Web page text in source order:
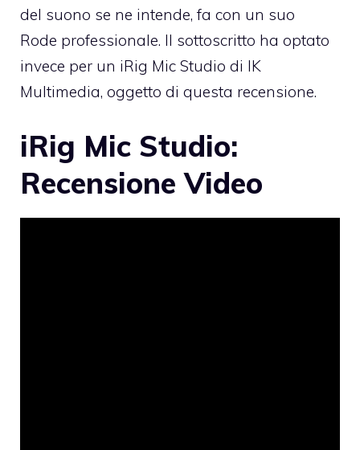
del suono se ne intende, fa con un suo
Rode professionale. Il sottoscritto ha optato
invece per un iRig Mic Studio di IK
Multimedia, oggetto di questa recensione.
iRig Mic Studio:
Recensione Video